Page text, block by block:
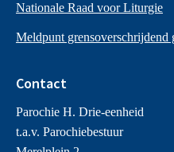
Nationale Raad voor Liturgie
Meldpunt
Contact
Parochie H. Drie-eenheid
t.a.v. Parochiebestuur